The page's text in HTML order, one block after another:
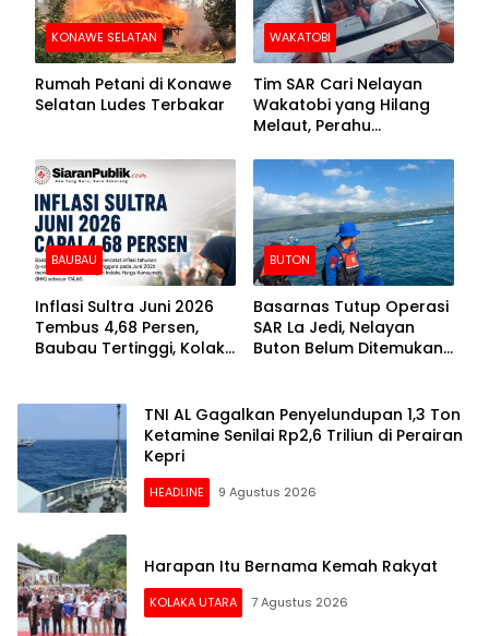
KONAWE SELATAN
Rumah Petani di Konawe
Selatan Ludes Terbakar
WAKATOBI
Tim SAR Cari Nelayan
Wakatobi yang Hilang
Melaut, Perahu
Kemasukan Air
BAUBAU
Inflasi Sultra Juni 2026
Tembus 4,68 Persen,
Baubau Tertinggi, Kolaka
BUTON
Basarnas Tutup Operasi
SAR La Jedi, Nelayan
Buton Belum Ditemukan
TNI AL Gagalkan Penyelundupan 1,3 Ton
Ketamine Senilai Rp2,6 Triliun di Perairan
Kepri
HEADLINE 9 Agustus 2026
Harapan Itu Bernama Kemah Rakyat
KOLAKA UTARA 7 Agustus 2026